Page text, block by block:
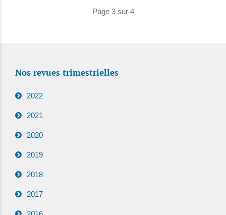
Page 3 sur 4
Nos revues trimestrielles
2022
2021
2020
2019
2018
2017